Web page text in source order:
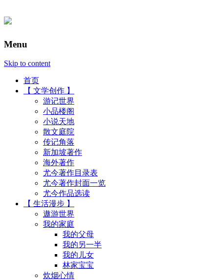
Menu
Skip to content
首页
【 文学创作 】
游记世界
小品楼阁
小说天地
散文庭院
传记角落
新加坡著作
海外著作
尤今著作目录表
尤今著作封面一览
尤今作品选读
【 生活漫步 】
遨游世界
我的家庭
我的父母
我的另一半
我的儿女
林家宝宝
炊烟心情